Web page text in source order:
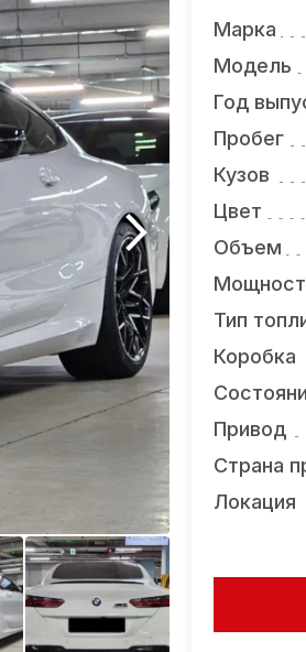
Марка
Модель
Год
Пробег
Кузов
Цвет
Объем
Тип
Коробка
Привод
Страна
Локация